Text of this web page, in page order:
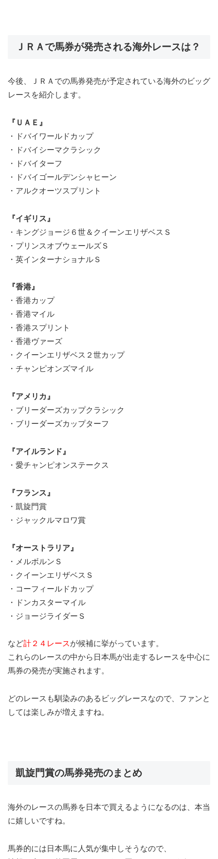
ＪＲＡで馬券が発売される海外レースは？
今後、ＪＲＡでの馬券発売が予定されている海外のビッグ
レースを紹介します。
『ＵＡＥ』
・ドバイワールドカップ
・ドバイシーマクラシック
・ドバイターフ
・ドバイゴールデンシャヒーン
・アルクオーツスプリント
『イギリス』
・キングジョージ６世＆クイーンエリザベスＳ
・プリンスオブウェールズＳ
・英インターナショナルＳ
『香港』
・香港カップ
・香港マイル
・香港スプリント
・香港ヴァーズ
・クイーンエリザベス２世カップ
・チャンピオンズマイル
『アメリカ』
・ブリーダーズカップクラシック
・ブリーダーズカップターフ
『アイルランド』
・愛チャンピオンステークス
『フランス』
・凱旋門賞
・ジャックルマロワ賞
『オーストラリア』
・メルボルンＳ
・クイーンエリザベスＳ
・コーフィールドカップ
・ドンカスターマイル
・ジョージライダーＳ
など計２４レースが候補に挙がっています。
これらのレースの中から日本馬が出走するレースを中心に
馬券の発売が実施されます。
どのレースも馴染みのあるビッグレースなので、ファンと
しては楽しみが増えますね。
凱旋門賞の馬券発売のまとめ
海外のレースの馬券を日本で買えるようになるのは、本当
に嬉しいですね。
馬券的には日本馬に人気が集中しそうなので、